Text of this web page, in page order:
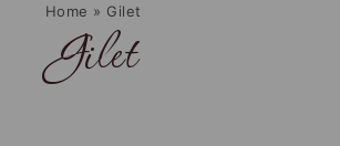
Home » Gilet
Gilet